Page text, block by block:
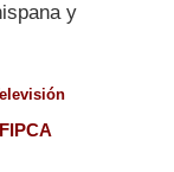
y
FIPCA